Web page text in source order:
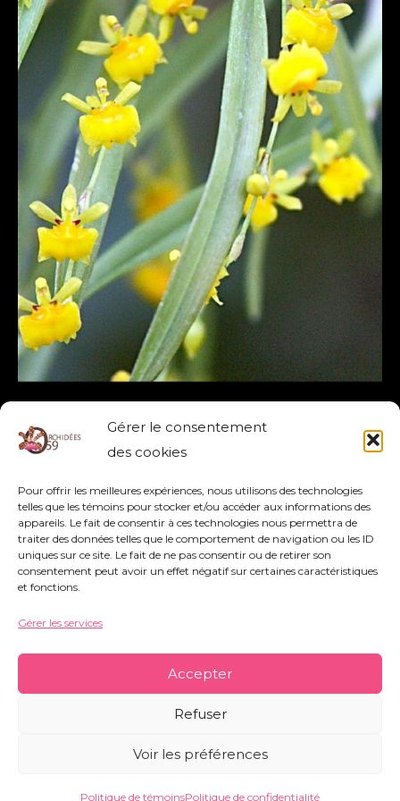
Gérer le consentement
des cookies
Pour offrir les meilleures expériences, nous utilisons des technologies
telles que les témoins pour stocker et/ou accéder aux informations des
appareils. Le fait de consentir à ces technologies nous permettra de
traiter des données telles que le comportement de navigation ou les ID
uniques sur ce site. Le fait de ne pas consentir ou de retirer son
consentement peut avoir un effet négatif sur certaines caractéristiques
et fonctions.
Gérer les services
Accepter
Refuser
Voir les préférences
Politique de témoinsPolitique de confidentialité
SIGMATOSTALIX GRAMINEA
GRAMINEA ,SIGMATOSTALIX
Lire la suite »
rue Nestor Bouliez - 59690 Vieux-Condé -
orchidees59@orange.fr-Mentions légales-
Politique de témoins-Conditions générales
Copyright © 2026 Orchidées 59 | Réalisé par CO&COM